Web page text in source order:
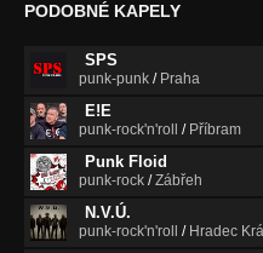
PODOBNÉ KAPELY
SPS
punk-punk / Praha
E!E
punk-rock'n'roll / Příbram
Punk Floid
punk-rock /Zábřeh
N.V.Ú.
punk-rock'n'roll / Hradec